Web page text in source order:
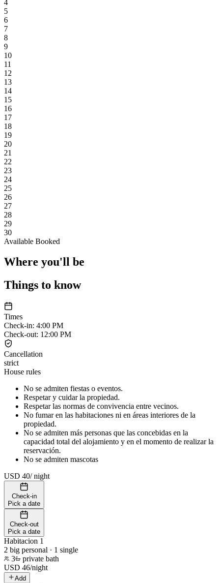
4
5
6
7
8
9
10
11
12
13
14
15
16
17
18
19
20
21
22
23
24
25
26
27
28
29
30
Available Booked
Where you'll be
Things to know
Times
Check-in: 4:00 PM
Check-out: 12:00 PM
Cancellation
strict
House rules
No se admiten fiestas o eventos.
Respetar y cuidar la propiedad.
Respetar las normas de convivencia entre vecinos.
No fumar en las habitaciones ni en áreas interiores de la
propiedad.
No se admiten más personas que las concebidas en la
capacidad total del alojamiento y en el momento de realizar la
reservación.
No se admiten mascotas
USD 40/night
Check-in
Pick a date
Check-out
Pick a date
Habitacion 1
2 big personal · 1 single
3
private bath
USD 46/night
Add